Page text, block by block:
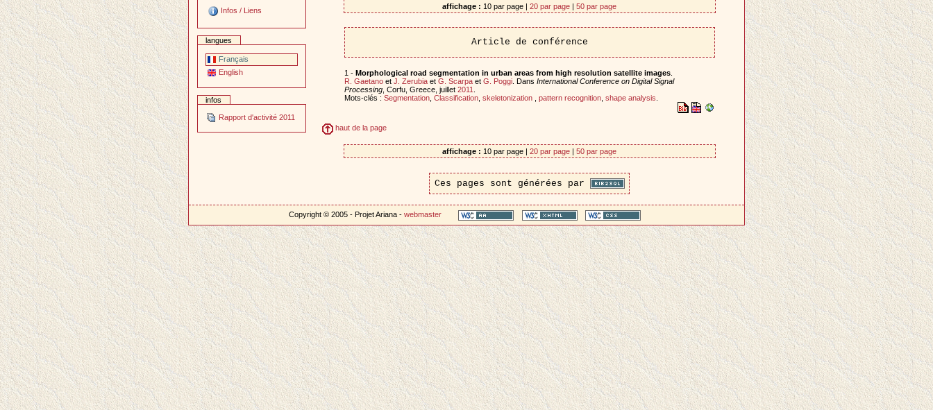
Infos / Liens
langues
Français
English
infos
Rapport d'activité 2011
affichage : 10 par page | 20 par page | 50 par page
Article de conférence
1 - Morphological road segmentation in urban areas from high resolution satellite images.
R. Gaetanoet J. Zerubiaet G. Scarpaet G. Poggi. Dans International Conference on Digital Signal
Processing, Corfu, Greece, juillet 2011
Mots-clés : Segmentation, Classification, skeletonization pattern recognition, shape analysis
haut de la page
affichage : 10 par page | 20 par page | 50 par page
Ces pages sont générées par
Copyright © 2005 - Projet Ariana -webmaster